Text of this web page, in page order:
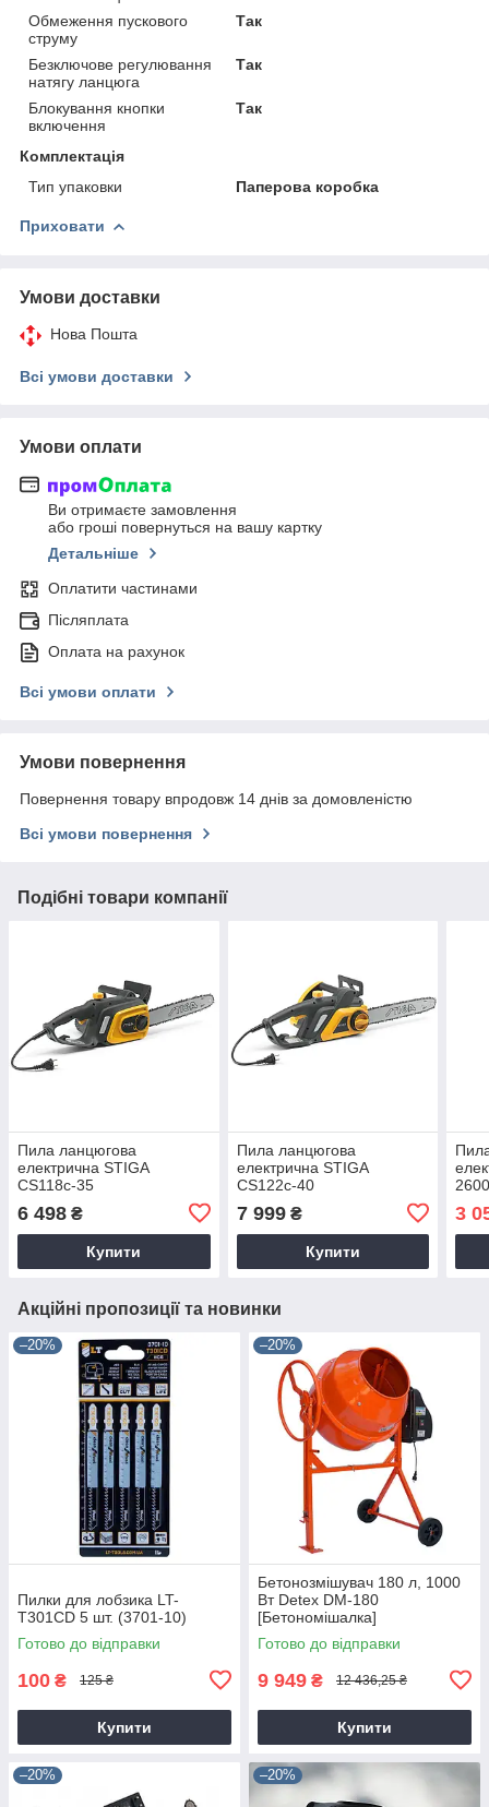
Обмеження пускового
струму
Так
Безключове регулювання
натягу ланцюга
Так
Блокування кнопки
включення
Так
Комплектація
Тип упаковки
Паперова коробка
Приховати
Умови доставки
Нова Пошта
Всі умови доставки
Умови оплати
Ви отримаєте замовлення
або гроші повернуться на вашу картку
Детальніше
Оплатити частинами
Післяплата
Оплата на рахунок
Всі умови оплати
Умови повернення
Повернення товару впродовж 14 днів за домовленістю
Всі умови повернення
Подібні товари компанії
Пила ланцюгова
електрична STIGA
CS118c-35
6 498 ₴
Купити
Пила ланцюгова
електрична STIGA
CS122c-40
7 999₴
Купити
3
Акційні пропозиції та новинки
–20%
Пилки для лобзика LT-
T301CD 5 шт. (3701-10)
Готово до відправки
100 ₴ 125 ₴
Купити
–20%
Бетонозмішувач 180 л, 1000
Вт Detex DM-180
[Бетономішалка]
Готово до відправки
9 949 ₴ 12 436,25 ₴
Купити
–20% –20%